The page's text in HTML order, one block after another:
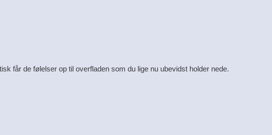
får de følelser op til overfladen som du lige nu ubevidst holder nede.